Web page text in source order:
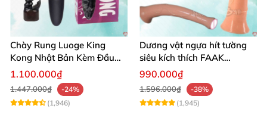
Chày Rung Luoge King
Kong Nhật Bản Kèm Đầu
DV Kích Thích Sâu
1.100.000₫
1.447.000₫
-24%
(1,946)
Dương vật ngựa hít tường
siêu kích thích FAAK
massage hậu môn
990.000₫
1.596.000₫
-38%
(1,945)